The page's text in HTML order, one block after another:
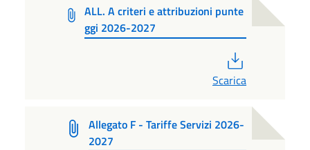
ALL. A criteri e attribuzioni punte
ggi 2026-2027
Scarica
Allegato F - Tariffe Servizi 2026-
2027